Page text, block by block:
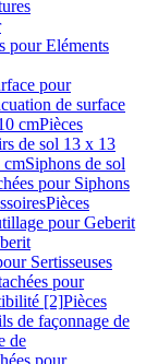
pour Eléments
pour
de surface
cmPièces
de sol 13 x 13
cmSiphons de sol
pour Siphons
Pièces
pour Geberit
Sertisseuses
pour
[2]Pièces
de façonnage de
de
pour